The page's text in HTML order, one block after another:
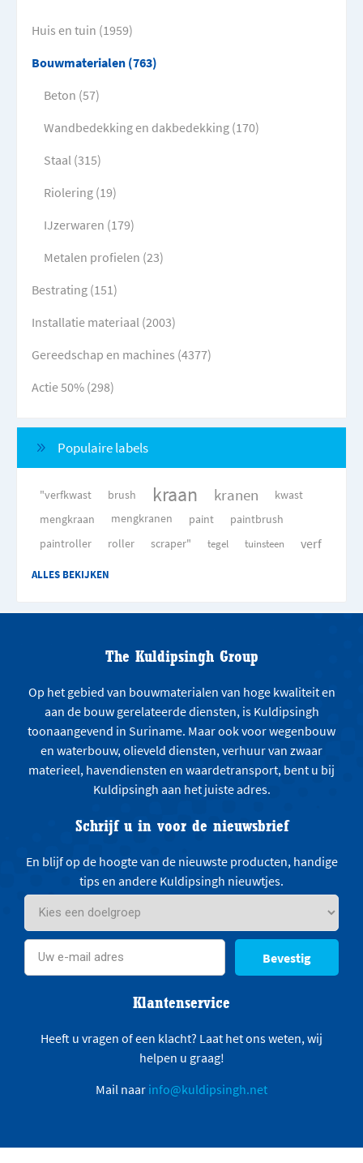
Huis en tuin (1959)
Bouwmaterialen (763)
Beton (57)
Wandbedekking en dakbedekking (170)
Staal (315)
Riolering (19)
IJzerwaren (179)
Metalen profielen (23)
Bestrating (151)
Installatie materiaal (2003)
Gereedschap en machines (4377)
Actie 50% (298)
Populaire labels
"verfkwast brush kraan kranen
kwast
mengkraan
mengkranen paint
paintbrush
paintroller
roller scraper" tegel tuinsteen verf
ALLES BEKIJKEN
The Kuldipsingh Group
Op het gebied van bouwmaterialen van hoge kwaliteit en
aan de bouw gerelateerde diensten, is Kuldipsingh
toonaangevend in Suriname. Maar ook voor wegenbouw
en waterbouw, olieveld diensten, verhuur van zwaar
materieel, havendiensten en waardetransport, bent u bij
Kuldipsingh aan het juiste adres.
Schrijf u in voor de nieuwsbrief
En blijf op de hoogte van de nieuwste producten, handige
tips en andere Kuldipsingh nieuwtjes.
Bevestig
Klantenservice
Heeft u vragen of een klacht? Laat het ons weten, wij
helpen u graag!
Mail naar info@kuldipsingh.net